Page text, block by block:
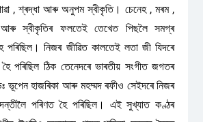
, শ্ৰদ্ধা আৰু অনুপম স্বীকৃতি। চেনেহ , মৰম ,
স্বীকৃতিৰ ফলতেই তেখেত পিছলৈ সমগ্ৰ
পৰিছিল। নিজৰ জীৱিত কালতেই লতা জী যিদৰে
হৈ পৰিছিল ঠিক তেনেদৰে ভাৰতীয় সংগীত জগতৰ
ভূপেন হাজৰিকা আৰু মহম্মদ ৰফীও সেইদৰে নিজৰ
পৰিণত হৈ পৰিছিল। এই সুখ্যাত কণ্ঠৰ